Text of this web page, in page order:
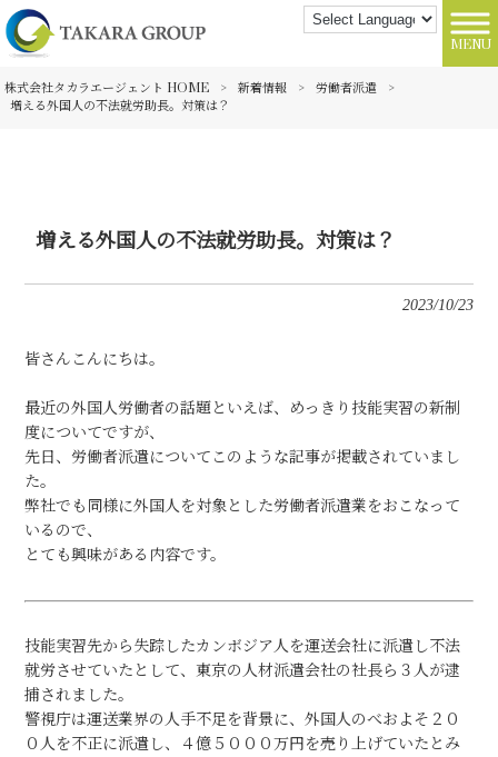
MENU
株式会社タカラエージェント HOME > 新着情報 > 労働者派遣
>
増える外国人の不法就労助長。対策は？
増える外国人の不法就労助長。対策は？
2023/10/23
皆さんこんにちは。
最近の外国人労働者の話題といえば、めっきり技能実習の新制
度についてですが、
先日、労働者派遣についてこのような記事が掲載されていまし
た。
弊社でも同様に外国人を対象とした労働者派遣業をおこなって
いるので、
とても興味がある内容です。
技能実習先から失踪したカンボジア人を運送会社に派遣し不法
就労させていたとして、東京の人材派遣会社の社長ら３人が逮
捕されました。
警視庁は運送業界の人手不足を背景に、外国人のべおよそ２０
０人を不正に派遣し、４億５０００万円を売り上げていたとみ